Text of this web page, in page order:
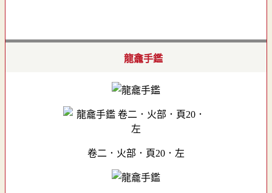
龍龕手鑑
卷二．火部．頁20．左